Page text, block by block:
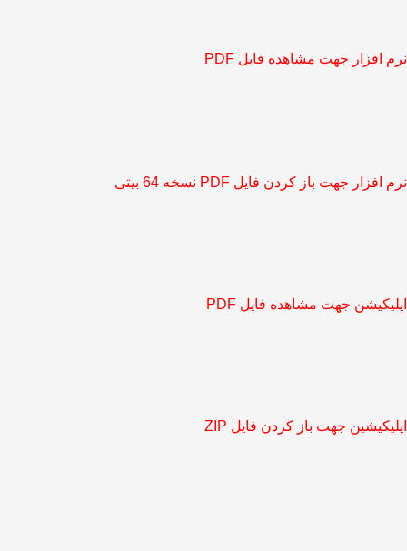
نرم افزار جهت مشاهده فایل PDF
نرم افزار جهت باز کردن فایل PDF نسخه 64 بیتی
اپلیکیشن جهت مشاهده فایل PDF
اپلیکیشین جهت باز کردن فایل ZIP